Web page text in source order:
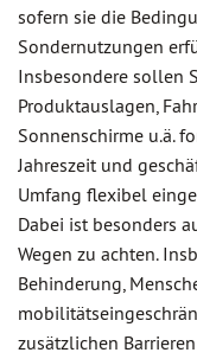
sofern sie die
Sondernutzungen
Insbesondere sollen
Produktauslagen,
Sonnenschirme u.ä.
Jahreszeit und
Umfang flexibel
Dabei ist besonders
Wegen zu achten.
Behinderung,
zusätzlichen